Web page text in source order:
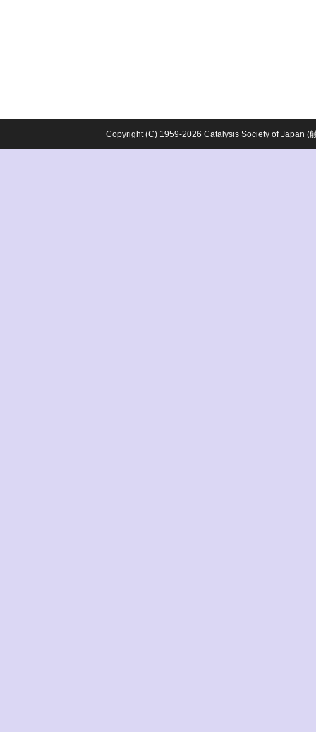
Copyright (C) 1959-2026 Catalysis Society of Japan (